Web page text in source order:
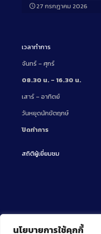
นโยบายการใช้คุกกี้
27 กรกฎาคม 2026
เวลาทำการ
จันทร์ – ศุกร์
08.30 น. – 16.30 น.
เสาร์ – อาทิตย์
วันหยุดนักขัตฤกษ์
ปิดทำการ
สถิติผู้เยี่ยมชม